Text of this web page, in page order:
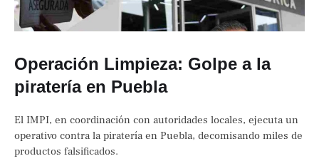
Operación Limpieza: Golpe a la
piratería en Puebla
El IMPI, en coordinación con autoridades locales, ejecuta un
operativo contra la piratería en Puebla, decomisando miles de
productos falsificados.